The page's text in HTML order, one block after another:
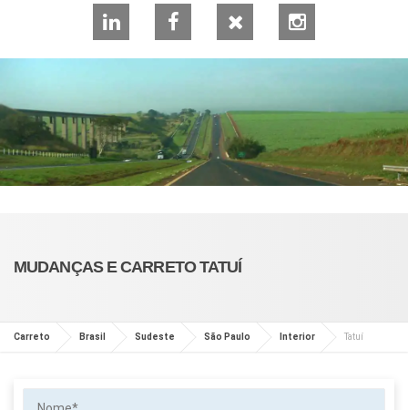
LinkedInFacebook Instagram
MUDANÇAS E CARRETO TATUÍ
Carreto Brasil Sudeste São Paulo Interior Tatuí